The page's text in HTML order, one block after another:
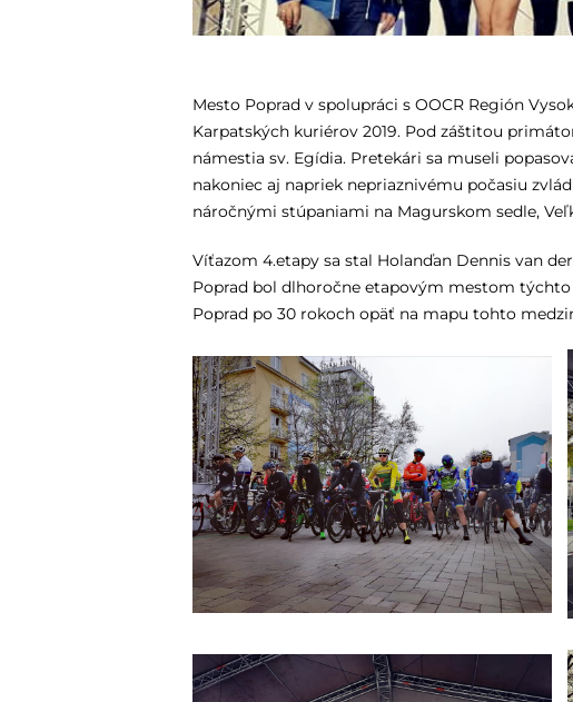
Mesto Poprad v spolupráci s OOCR Región
Karpatských kuriérov 2019. Pod záštitou
námestia sv. Egídia. Pretekári sa museli
nakoniec aj napriek nepriaznivému počasiu
náročnými stúpaniami na Magurskom sedle,
Víťazom 4.etapy sa stal Holanďan Dennis van
Poprad bol dlhoročne etapovým mestom
Poprad po 30 rokoch opäť na mapu tohto